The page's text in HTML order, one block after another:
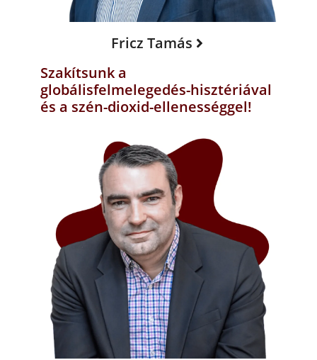
Fricz Tamás
Szakítsunk a
globálisfelmelegedés-hisztériával
és a szén-dioxid-ellenességgel!